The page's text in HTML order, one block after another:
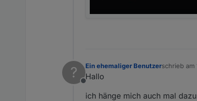
?
Offline
Ein ehemaliger Benutzerschrieb am
zuletzt
Hallo
ich hänge mich auch mal